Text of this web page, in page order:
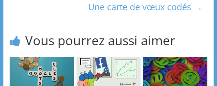
Une carte de vœux codés →
Vous pourrez aussi aimer